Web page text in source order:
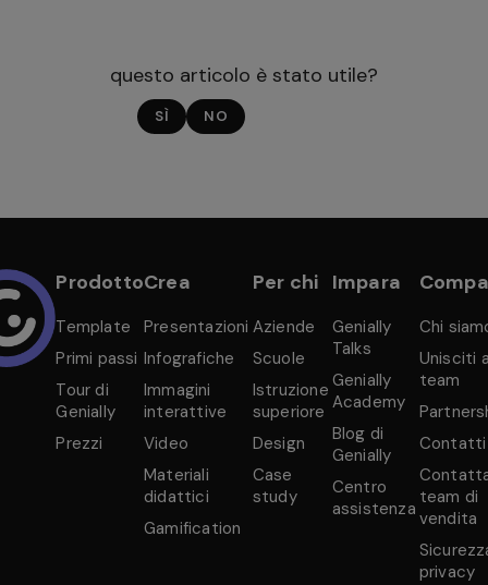
questo articolo è stato utile?
SÌ NO
Prodotto
Template
Primi passi
Tour di
Genially
Prezzi
Crea
Presentazioni
Infografiche
Immagini
interattive
Video
Materiali
didattici
Gamification
Per chi
Aziende
Scuole
Istruzione
superiore
Design
Case
study
Impara
Genially
Talks
Genially
Academy
Blog di
Genially
Centro
assistenza
Chi
Unisciti
team
Contatti
team di
vendita
privacy